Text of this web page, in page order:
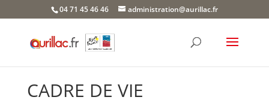
04 71 45 46 46 administration@aurillac.fr
CADRE DE VIE